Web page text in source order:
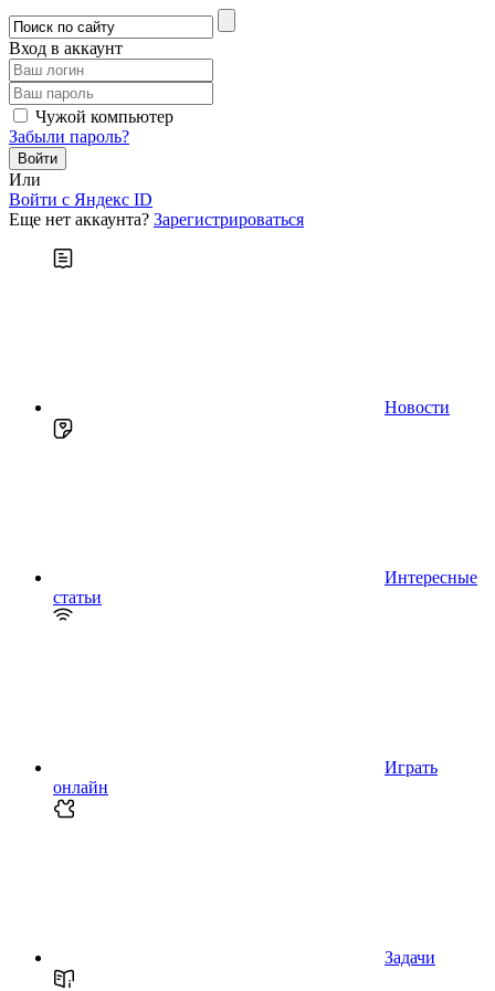
Вход в аккаунт
Чужой компьютер
Забыли пароль?
Или
Войти c Яндекс ID
Еще нет аккаунта? Зарегистрироваться
Новости
Интересные
статьи
Играть
онлайн
Задачи